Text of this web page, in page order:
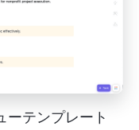
ーテンプレート